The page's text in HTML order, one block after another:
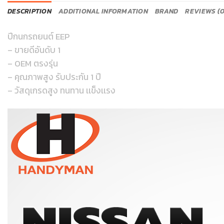
DESCRIPTION ADDITIONAL INFORMATION BRAND REVIEWS
ปีกนกรถยนต์ EEP
– ขายดีอันดับ 1
– OEM ตรงรุ่น
– คุณภาพสูง รับประกัน 1 ปี
– วัสดุเกรดสูง ทนทาน เเข็งเเรง